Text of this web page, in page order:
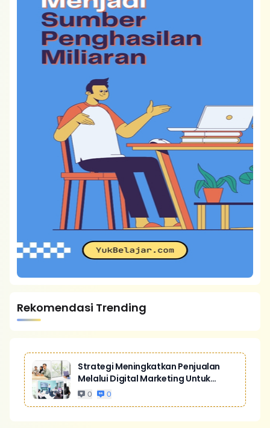
Rekomendasi Trending
Strategi Meningkatkan Penjualan
Melalui Digital Marketing Untuk
Bisnis Yang Lebih Kompetitif
0 0